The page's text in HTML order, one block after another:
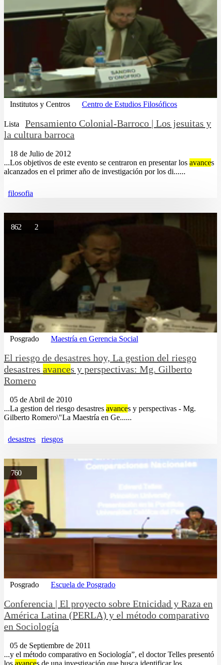
Institutos y Centros Centro de Estudios Filosóficos
Lista
Pensamiento Colonial-Barroco | Los jesuitas y
la cultura barroca
18 de Julio de 2012
...Los objetivos de este evento se centraron en presentar los avances
alcanzados en el primer año de investigación por los di......
filosofia
862 2
Posgrado Maestría en Gerencia Social
El riesgo de desastres hoy, La gestion del riesgo
desastres avances y perspectivas: Mg. Gilberto
Romero
05 de Abril de 2010
...La gestion del riesgo desastres avances y perspectivas - Mg.
Gilberto Romero\"La Maestría en Ge......
desastres riesgos
760
Posgrado Escuela de Posgrado
Conferencia | El proyecto sobre Etnicidad y Raza en
América Latina (PERLA) y el método comparativo
en Sociología
05 de Septiembre de 2011
...y el método comparativo en Sociología”, el doctor Telles presentó
los avances de una investigación que busca identificar los